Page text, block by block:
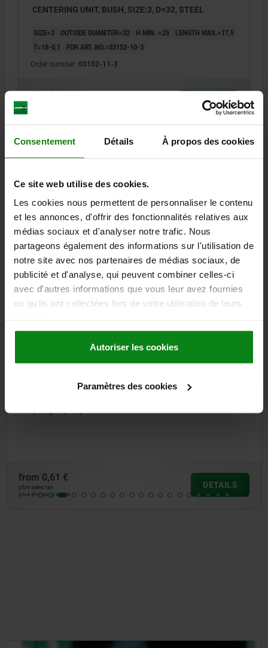
Consentement Détails À propos des cookies
Ce site web utilise des cookies.
Les cookies nous permettent de personnaliser le contenu
et les annonces, d'offrir des fonctionnalités relatives aux
médias sociaux et d'analyser notre trafic. Nous
partageons également des informations sur l'utilisation de
notre site avec nos partenaires de médias sociaux, de
publicité et d'analyse, qui peuvent combiner celles-ci
avec d'autres informations que vous leur avez fournies
ou qu'ils ont collectées lors de votre utilisation de leurs
Autoriser les cookies
Paramètres des cookies
CENTERING UNIT, BUSH, SIZE:3, D=32, STEEL
SIZE=3 OUTSIDE DIAMETER=32 H MIN. =25
LENGTH MAX.=17,5
T=18-0,1
FOR ART. NO.=03152-10-3
Order number: 03152-11-3
37,85 €
DETAILS
DETAILS
DOWNLOADS
Other customers also bought
NEW
07852-01
from 0,61 €
plus sales tax
plus shipping costs
DETAILS